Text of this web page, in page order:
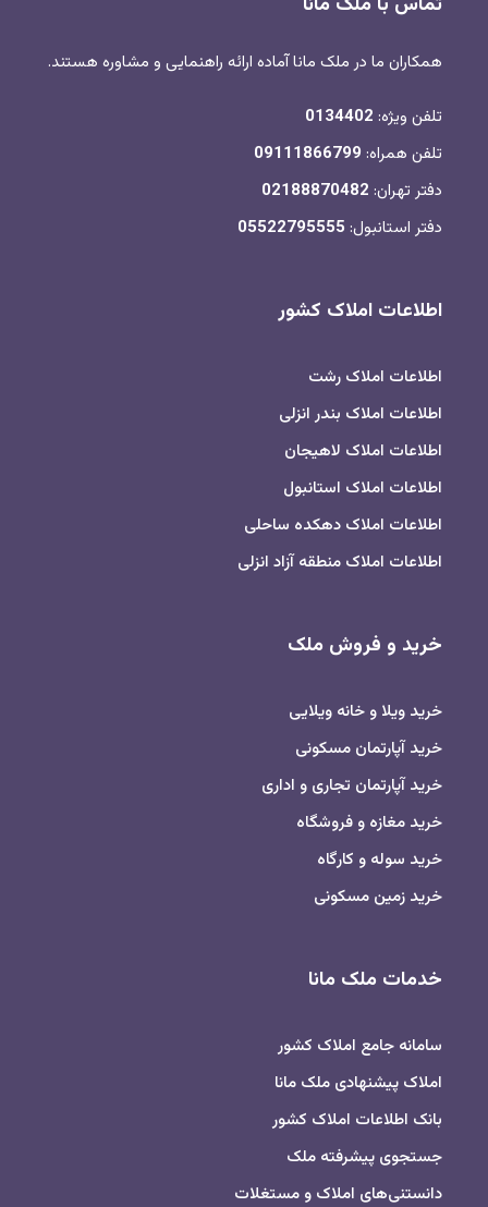
همکاران ما در ملک مانا آماده ارائه راهنمایی و مشاوره هستند.
تلفن ویژه: 0134402
تلفن همراه: 09111866799
دفتر تهران: 02188870482
دفتر استانبول: 05522795555
اطلاعات املاک کشور
اطلاعات املاک رشت
اطلاعات املاک بندر انزلی
اطلاعات املاک لاهیجان
اطلاعات املاک استانبول
اطلاعات املاک دهکده ساحلی
اطلاعات املاک منطقه آزاد انزلی
خرید و فروش ملک
خرید ویلا و خانه ویلایی
خرید آپارتمان مسکونی
خرید آپارتمان تجاری و اداری
خرید مغازه و فروشگاه
خرید سوله و کارگاه
خرید زمین مسکونی
خدمات ملک مانا
سامانه جامع املاک کشور
املاک پیشنهادی ملک مانا
بانک اطلاعات املاک کشور
جستجوی پیشرفته ملک
دانستنی‌های املاک و مستغلات